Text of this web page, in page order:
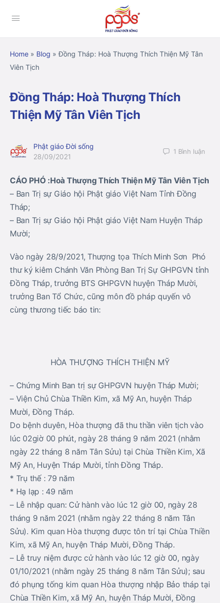
Home » Blog »Đồng Tháp: Hoà Thượng Thích Thiện Mỹ Tân
Viên Tịch
Đồng Tháp: Hoà Thượng Thích
Thiện Mỹ Tân Viên Tịch
Phật giáo Đời sống
28/09/2021
1 Bình luận
CÁO PHÓ :Hoà Thượng Thích Thiện Mỹ Tân Viên Tịch
– Ban Trị sự Giáo hội Phật giáo Việt Nam Tỉnh Đồng
Tháp;
– Ban Trị sự Giáo hội Phật giáo Việt Nam Huyện Tháp
Mười;
Vào ngày 28/9/2021, Thượng tọa Thích Minh Sơn Phó
thư ký kiêm Chánh Văn Phòng Ban Trị Sự GHPGVN tỉnh
Đồng Tháp, trưởng BTS GHPGVN huyện Tháp Mười,
trưởng Ban Tổ Chức, cũng môn đồ pháp quyến vô
cùng thương tiếc báo tin:
HÒA THƯỢNG THÍCH THIỆN MỸ
– Chứng Minh Ban trị sự GHPGVN huyện Tháp Mười;
– Viện Chủ Chùa Thiền Kim, xã Mỹ An, huyện Tháp
Mười, Đồng Tháp.
Do bệnh duyên, Hòa thượng đã thu thần viên tịch vào
lúc 02giờ 00 phút, ngày 28 tháng 9 năm 2021 (nhằm
ngày 22 tháng 8 năm Tân Sửu) tại Chùa Thiền Kim, Xã
Mỹ An, Huyện Tháp Mười, tỉnh Đồng Tháp.
* Trụ thế : 79 năm
* Hạ lạp : 49 năm
– Lễ nhập quan: Cử hành vào lúc 12 giờ 00, ngày 28
tháng 9 năm 2021 (nhằm ngày 22 tháng 8 năm Tân
Sửu). Kim quan Hòa thượng được tôn trí tại Chùa Thiền
Kim, xã Mỹ An, huyện Tháp Mười, Đồng Tháp.
– Lễ truy niệm được cử hành vào lúc 12 giờ 00, ngày
01/10/2021 (nhằm ngày 25 tháng 8 năm Tân Sửu); sau
đó phụng tống kim quan Hòa thượng nhập Bảo tháp tại
Chùa Thiền Kim, xã Mỹ An, huyện Tháp Mười, Đồng